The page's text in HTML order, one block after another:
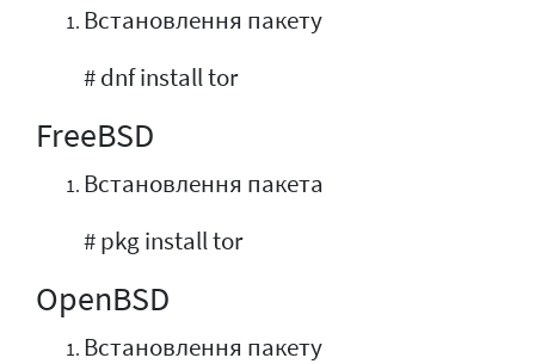
Встановлення пакету
# dnf install tor
FreeBSD
Встановлення пакета
# pkg install tor
OpenBSD
Встановлення пакету